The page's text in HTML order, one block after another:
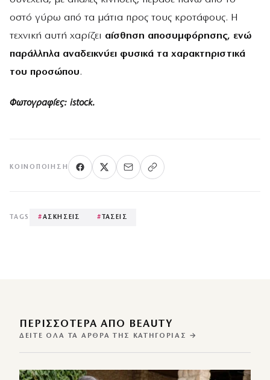
οστό γύρω από τα μάτια προς τους κροτάφους. Η
τεχνική αυτή χαρίζει αίσθηση αποσυμφόρησης, ενώ
παράλληλα αναδεικνύει φυσικά τα χαρακτηριστικά
του προσώπου.
Φωτογραφίες: istock.
ΚΟΙΝΟΠΟΊΗΣΗ
TAGS #ΑΣΚΗΣΕΙΣ # ΤΑΣΕΙΣ
ΠΕΡΙΣΣΌΤΕΡΑ ΑΠΌ BEAUTY
ΔΕΊΤΕ ΌΛΑ ΤΑ ΆΡΘΡΑ ΤΗΣ ΚΑΤΗΓΟΡΊΑΣ →